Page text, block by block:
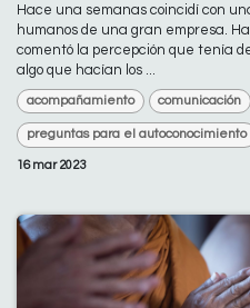
Hace una semanas coincidí con
humanos de una gran empresa.
comentó la percepción que tenía
algo que hacían los ...
acompañamiento comunicación
preguntas para el autoconocimiento
16 mar 2023